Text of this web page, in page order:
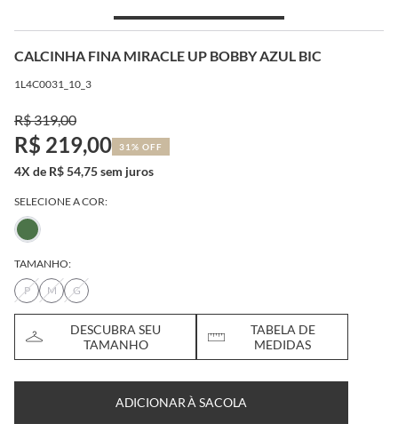
CALCINHA FINA MIRACLE UP BOBBY AZUL BIC
1L4C0031_10_3
R$ 319,00
R$ 219,00 31% OFF
4X de R$ 54,75 sem juros
SELECIONE A COR:
TAMANHO:
P
M G
DESCUBRA SEU
TAMANHO
TABELA DE
MEDIDAS
ADICIONAR À SACOLA